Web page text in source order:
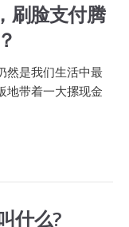
刷脸支付腾
然是我们生活中最
地带着一大摞现金
什么?